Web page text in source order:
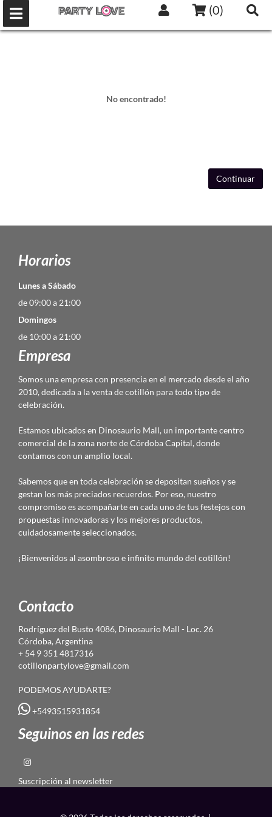
(0)
No encontrado!
Continuar
Horarios
Lunes a Sábado
de 09:00 a 21:00
Domingos
de 10:00 a 21:00
Empresa
Somos una empresa con presencia en el mercado desde el año
2010, dedicada a la venta de cotillón para todo tipo de
celebración.
Estamos ubicados en Dinosaurio Mall, un importante centro
comercial de la zona norte de Córdoba Capital, donde
contamos con un amplio local.
Sabemos que en toda celebración se depositan sueños y se
gestan los más preciados recuerdos. Por eso, nuestro
compromiso es acompañarte en cada uno de tus festejos con
propuestas innovadoras y los mejores productos,
cuidadosamente seleccionados.
¡Bienvenidos al asombroso e infinito mundo del cotillón!
Contacto
Rodríguez del Busto 4086, Dinosaurio Mall - Loc. 26
Córdoba, Argentina
+ 54 9 351 4817316
cotillonpartylove@gmail.com
PODEMOS AYUDARTE?
+5493515931854
Seguinos en las redes
Suscripción al newsletter